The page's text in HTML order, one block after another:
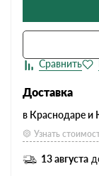
Доставка
в Краснодаре и
Узнать
13 августа